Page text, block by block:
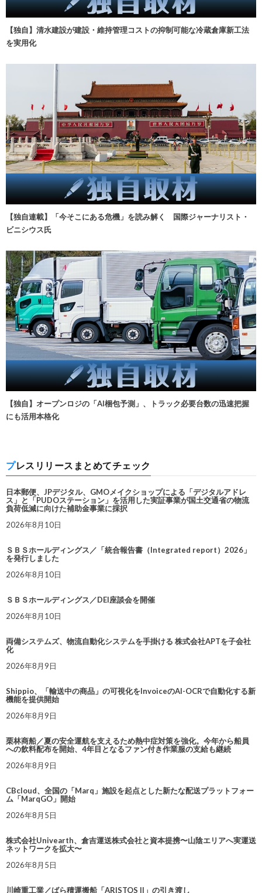
【独自】清水建設が建設・維持管理コストの抑制可能な冷蔵倉庫新工法
を実用化
【独自連載】「今そこにある危機」を読み解く 国際ジャーナリスト・
ビニシウス氏
【独自】オープンロジの「AI梱包予測」、トラック必要台数の迅速把握
にも活用本格化
プレスリリースまとめてチェック
日本郵便、JPデジタル、GMOメイクショップによる「デジタルアドレ
ス」と「PUDOステーション」を活用した実証事業が国土交通省の物流
負荷低減に向けた補助金事業に採択
2026年8月10日
ＳＢＳホールディングス／「統合報告書（Integrated report）2026」
を発行しました
2026年8月10日
ＳＢＳホールディングス／DEI座談会を開催
2026年8月10日
両備システムズ、物流自動化システムを手掛ける 株式会社APTを子会社
化
2026年8月9日
Shippio、「輸送中の商品」の可視化をInvoiceのAI-OCRで自動化する新
機能を提供開始
2026年8月9日
栗林商船／夏の安全運航を支えるため熱中症対策を強化。今年から船員
への飲料配布を開始、4年目となるファン付き作業服の支給も継続
2026年8月9日
CBcloud、全国の「Marq」施設を起点とした新たな配送プラットフォー
ム「MarqGO」開始
2026年8月5日
株式会社Univearth、倉吉運送株式会社と資本提携〜山陰エリアへ実運送
ネットワークを拡大〜
2026年8月5日
川崎重工業／ばら積運搬船「ARISTOS II」の引き渡し